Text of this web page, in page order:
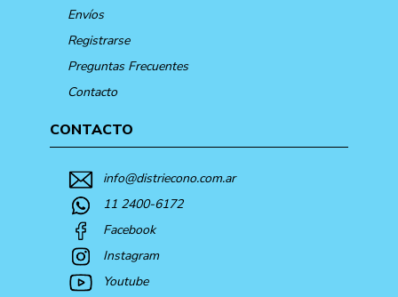
Envíos
Registrarse
Preguntas Frecuentes
Contacto
CONTACTO
info@distriecono.com.ar
11 2400-6172
Facebook
Instagram
Youtube